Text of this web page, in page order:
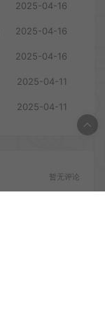
2025-04-16
2025-04-16
2025-04-16
2025-04-11
2025-04-11
暂无评论